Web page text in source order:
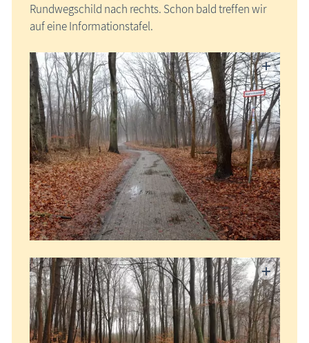
Rundwegschild nach rechts. Schon bald treffen wir
auf eine Informationstafel.